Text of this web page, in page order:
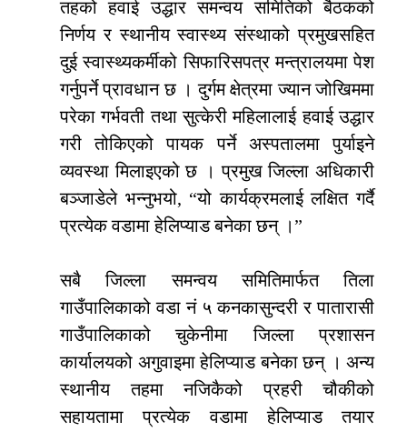
तहको हवाई उद्धार समन्वय समितिको बैठकको
निर्णय र स्थानीय स्वास्थ्य संस्थाको प्रमुखसहित
दुई स्वास्थ्यकर्मीको सिफारिसपत्र मन्त्रालयमा पेश
गर्नुपर्ने प्रावधान छ । दुर्गम क्षेत्रमा ज्यान जोखिममा
परेका गर्भवती तथा सुत्केरी महिलालाई हवाई उद्धार
गरी तोकिएको पायक पर्ने अस्पतालमा पुर्याइने
व्यवस्था मिलाइएको छ । प्रमुख जिल्ला अधिकारी
बञ्जाडेले भन्नुभयो, “यो कार्यक्रमलाई लक्षित गर्दै
प्रत्येक वडामा हेलिप्याड बनेका छन् ।”
सबै जिल्ला समन्वय समितिमार्फत तिला
गाउँपालिकाको वडा नं ५ कनकासुन्दरी र पातारासी
गाउँपालिकाको चुकेनीमा जिल्ला प्रशासन
कार्यालयको अगुवाइमा हेलिप्याड बनेका छन् । अन्य
स्थानीय तहमा नजिकैको प्रहरी चौकीको
सहायतामा प्रत्येक वडामा हेलिप्याड तयार